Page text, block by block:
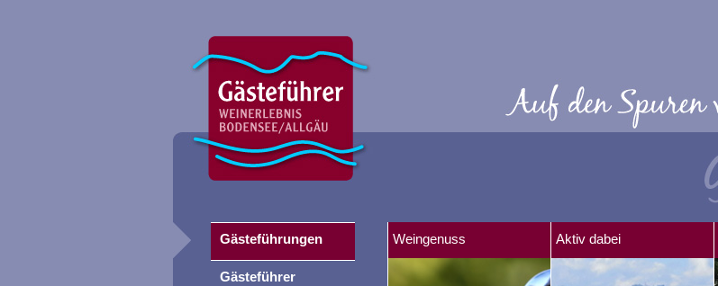
Weingenuss Aktiv dabei
Gästeführungen
Gästeführer